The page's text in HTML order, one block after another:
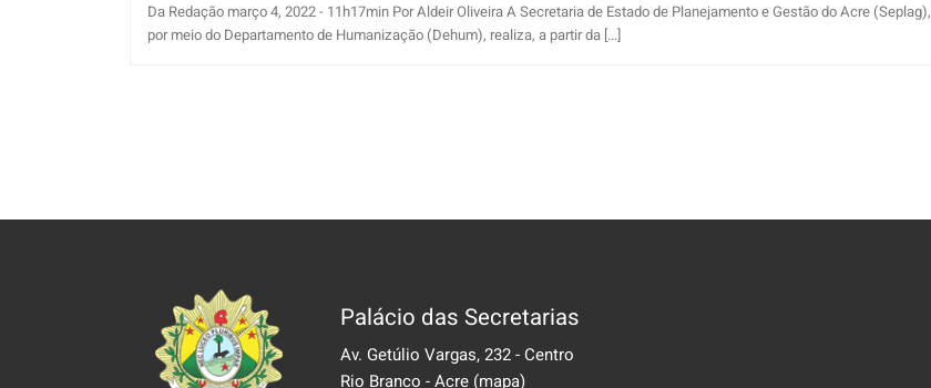
Da Redação março 4, 2022 - 11h17min Por Aldeir Oliveira A Secretaria de Estado de Planejamento e Gestão do Acre (Seplag),
por meio do Departamento de Humanização (Dehum), realiza, a partir da [...]
Palácio das Secretarias
Av. Getúlio Vargas, 232 - Centro
Rio Branco - Acre (mapa)